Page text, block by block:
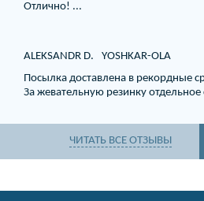
Отлично! ...
ALEKSANDR D. YOSHKAR-OLA
Посылка доставлена в рекордные
За жевательную резинку
ЧИТАТЬ ВСЕ ОТЗЫВЫ